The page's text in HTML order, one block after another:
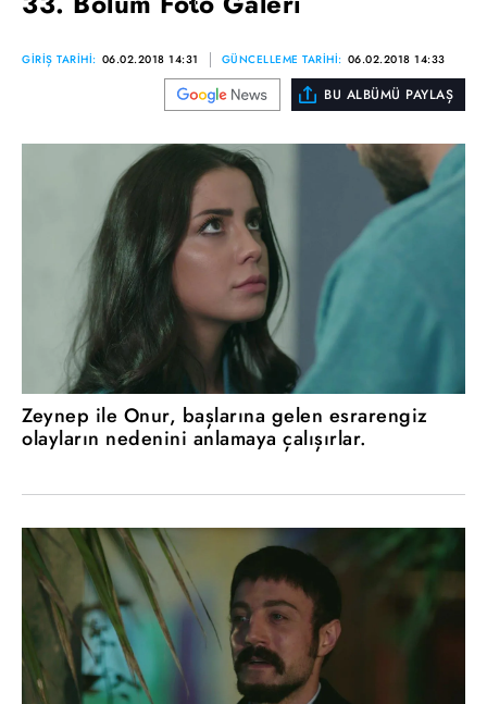
GİRİŞ TARİHİ: 06.02.2018 14:31 GÜNCELLEME TARİHİ: 06.02.2018 14:33
BU ALBÜMÜ PAYLAŞ
Zeynep ile Onur, başlarına gelen esrarengiz
olayların nedenini anlamaya çalışırlar.